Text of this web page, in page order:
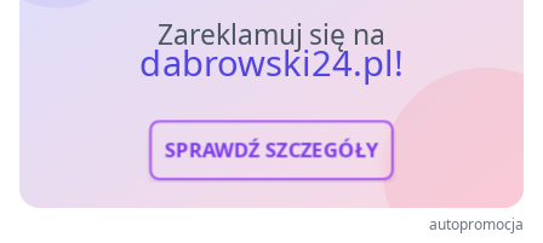
Zareklamuj się na
dabrowski24.pl!
SPRAWDŹ SZCZEGÓŁY
autopromocja